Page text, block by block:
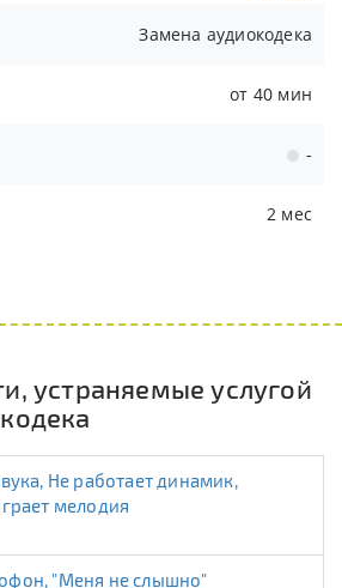
Замена аудиокодека
от 40 мин
-
2 мес
устраняемые услугой
Не работает динамик,
мелодия
"Меня не слышно"